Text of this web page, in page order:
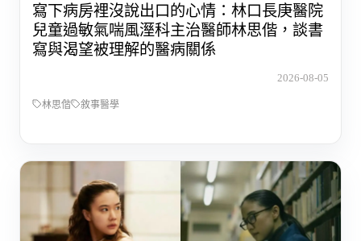
寫下病房裡沒說出口的心情：林口長庚醫院
兒童過敏氣喘風溼科主治醫師林思偕，談書
寫與渴望被理解的醫病關係
2026-08-05
林思偕 敘事醫學